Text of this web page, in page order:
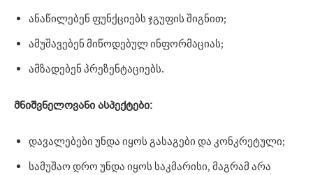
ანაწილებენ ფუნქციებს ჯგუფის შიგნით;
ამუშავებენ მიწოდებულ ინფორმაციას;
ამზადებენ პრეზენტაციებს.
მნიშვნელოვანი ასპექტები:
დავალებები უნდა იყოს გასაგები და კონკრეტული;
სამუშაო დრო უნდა იყოს საკმარისი, მაგრამ არა